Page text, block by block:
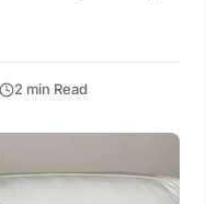
2 min Read